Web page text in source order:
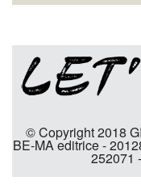
© Copyright 2018
BE-MA editrice -
252071